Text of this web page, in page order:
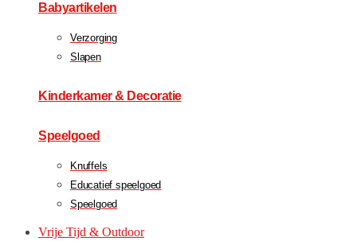
Babyartikelen
Verzorging
Slapen
Kinderkamer & Decoratie
Speelgoed
Knuffels
Educatief speelgoed
Speelgoed
Vrije Tijd & Outdoor